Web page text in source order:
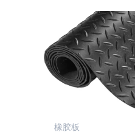
橡胶板